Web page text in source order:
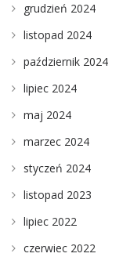
grudzień 2024
listopad 2024
październik 2024
lipiec 2024
maj 2024
marzec 2024
styczeń 2024
listopad 2023
lipiec 2022
czerwiec 2022